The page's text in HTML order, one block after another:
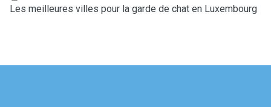
Les meilleures villes pour la garde de chat en Luxembourg